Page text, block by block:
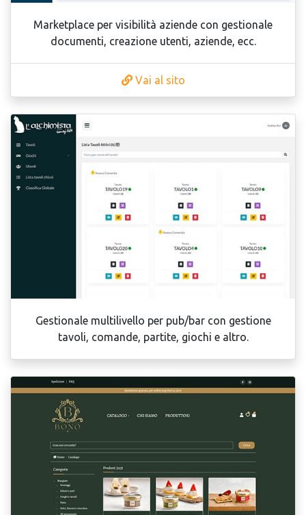
Marketplace per visibilità aziende con gestionale
documenti, creazione utenti, aziende, ecc.
Vai al sito
Gestionale multilivello per pub/bar con gestione
tavoli, comande, partite, giochi e altro.